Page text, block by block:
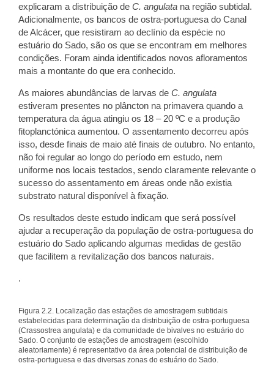
explicaram a distribuição de C. angulata na região subtidal.
Adicionalmente, os bancos de ostra-portuguesa do Canal
de Alcácer, que resistiram ao declínio da espécie no
estuário do Sado, são os que se encontram em melhores
condições. Foram ainda identificados novos afloramentos
mais a montante do que era conhecido.
As maiores abundâncias de larvas de C. angulata
estiveram presentes no plâncton na primavera quando a
temperatura da água atingiu os 18 – 20 ºC e a produção
fitoplanctónica aumentou. O assentamento decorreu após
isso, desde finais de maio até finais de outubro. No entanto,
não foi regular ao longo do período em estudo, nem
uniforme nos locais testados, sendo claramente relevante o
sucesso do assentamento em áreas onde não existia
substrato natural disponível à fixação.
Os resultados deste estudo indicam que será possível
ajudar a recuperação da população de ostra-portuguesa do
estuário do Sado aplicando algumas medidas de gestão
que facilitem a revitalização dos bancos naturais.
.
Figura 2.2. Localização das estações de amostragem subtidais
estabelecidas para determinação da distribuição de ostra-portuguesa
(Crassostrea angulata) e da comunidade de bivalves no estuário do
Sado. O conjunto de estações de amostragem (escolhido
aleatoriamente) é representativo da área potencial de distribuição de
ostra-portuguesa e das diversas zonas do estuário do Sado.